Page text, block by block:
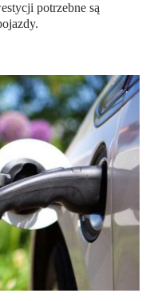
potrzebne są